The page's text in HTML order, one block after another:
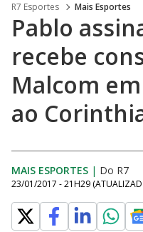
R7 Esportes Mais Esportes
Pablo
recebe
Malcom
ao
MAIS ESPORTES | Do R7
23/01/2017 - 21H29